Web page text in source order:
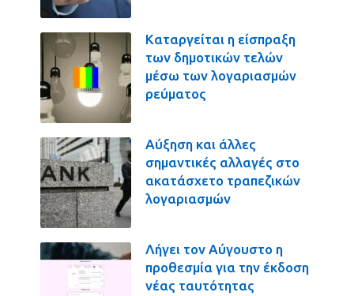
Καταργείται η είσπραξη
των δημοτικών τελών
μέσω των λογαριασμών
ρεύματος
Αύξηση και άλλες
σημαντικές αλλαγές στο
ακατάσχετο τραπεζικών
λογαριασμών
Λήγει τον Αύγουστο η
προθεσμία για την έκδοση
νέας ταυτότητας